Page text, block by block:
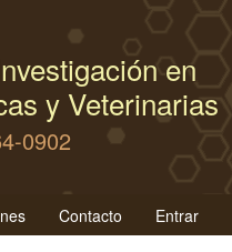
en
y Veterinarias
0902
Contacto Entrar